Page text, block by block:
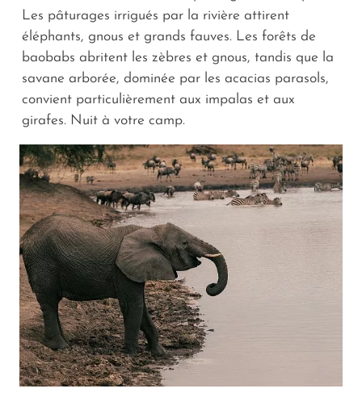
Les pâturages irrigués par la rivière attirent
éléphants, gnous et grands fauves. Les forêts de
baobabs abritent les zèbres et gnous, tandis que la
savane arborée, dominée par les acacias parasols,
convient particulièrement aux impalas et aux
girafes. Nuit à votre camp.